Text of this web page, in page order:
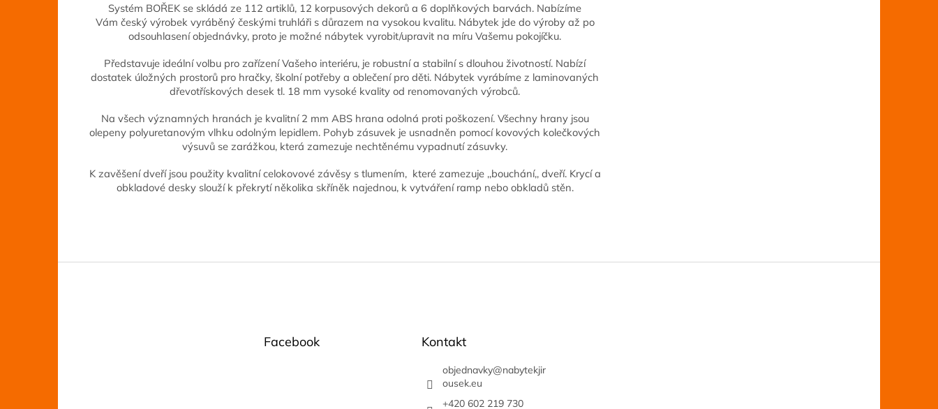
Systém BOŘEK se skládá ze 112 artiklů, 12 korpusových dekorů a 6 doplňkových barvách. Nabízíme
Vám český výrobek vyráběný českými truhláři s důrazem na vysokou kvalitu. Nábytek jde do výroby až po
odsouhlasení objednávky, proto je možné nábytek vyrobit/upravit na míru Vašemu pokojíčku.
Představuje ideální volbu pro zařízení Vašeho interiéru, je robustní a stabilní s dlouhou životností. Nabízí
dostatek úložných prostorů pro hračky, školní potřeby a oblečení pro děti. Nábytek vyrábíme z laminovaných
dřevotřískových desek tl. 18 mm vysoké kvality od renomovaných výrobců.
Na všech významných hranách je kvalitní 2 mm ABS hrana odolná proti poškození. Všechny hrany jsou
olepeny polyuretanovým vlhku odolným lepidlem. Pohyb zásuvek je usnadněn pomocí kovových kolečkových
výsuvů se zarážkou, která zamezuje nechtěnému vypadnutí zásuvky.
K zavěšení dveří jsou použity kvalitní celokovové závěsy s tlumením, které zamezuje ,,bouchání,, dveří. Krycí a
obkladové desky slouží k překrytí několika skříněk najednou, k vytváření ramp nebo obkladů stěn.
Facebook Kontakt
objednavky@nabytekjir
ousek.eu
+420 602 219 730